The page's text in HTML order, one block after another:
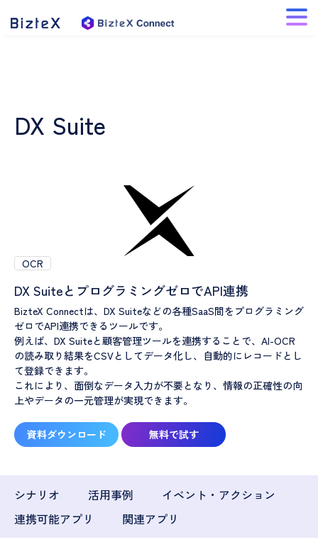
DX Suite
OCR
DX SuiteとプログラミングゼロでAPI連携
BizteX Connectは、DX Suiteなどの各種SaaS間をプログラミング
ゼロでAPI連携できるツールです。
例えば、DX Suiteと顧客管理ツールを連携することで、AI-OCR
の読み取り結果をCSVとしてデータ化し、自動的にレコードとし
て登録できます。
これにより、面倒なデータ入力が不要となり、情報の正確性の向
上やデータの一元管理が実現できます。
資料ダウンロード 無料で試す
シナリオ 活用事例
イベント・アクション
連携可能アプリ
関連アプリ